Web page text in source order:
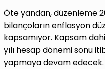
Öte yandan, düzenleme
bilançoların enflasyon
kapsamıyor. Kapsam
yılı hesap dönemi sonu
yapmaya devam edecek.